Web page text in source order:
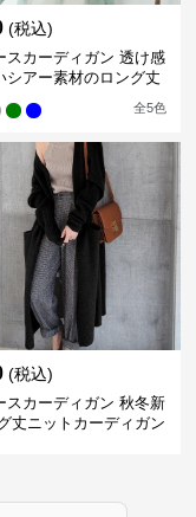
(税込)
スカーディガン 透け感
シアー素材のロング丈
全5色
(税込)
スカーディガン 秋冬新
丈ニットカーディガン